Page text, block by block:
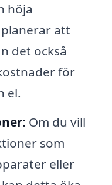
höja
att
det också
för
el.
Om du vill
som
eller